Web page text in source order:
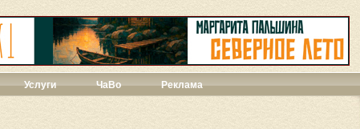
Услуги ЧаВо Реклама